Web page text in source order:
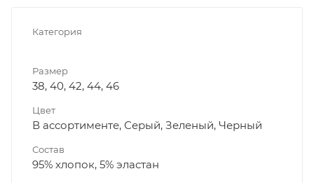
Категория
Размер
38, 40, 42, 44, 46
Цвет
В ассортименте, Серый, Зеленый, Черный
Состав
95% хлопок, 5% эластан